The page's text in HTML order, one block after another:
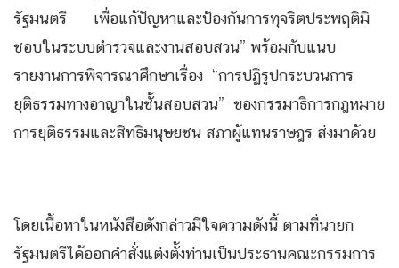
รัฐมนตรี เพื่อแก้ปัญหาและป้องกันการทุจริตประพฤติมิ
ชอบในระบบตำรวจและงานสอบสวน” พร้อมกับแนบ
รายงานการพิจารณาศึกษาเรื่อง “การปฏิรูปกระบวนการ
ยุติธรรมทางอาญาในชั้นสอบสวน” ของกรรมาธิการกฎหมาย
การยุติธรรมและสิทธิมนุษยชน สภาผู้แทนราษฎร ส่งมาด้วย
โดยเนื้อหาในหนังสือดังกล่าวมีใจความดังนี้ ตามที่นายก
รัฐมนตรีได้ออกคำสั่งแต่งตั้งท่านเป็นประธานคณะกรรมการ